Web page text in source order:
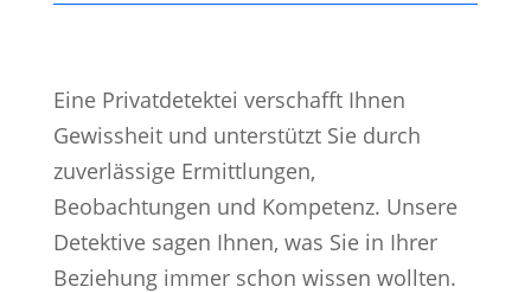
Eine Privatdetektei verschafft Ihnen
Gewissheit und unterstützt Sie durch
zuverlässige Ermittlungen,
Beobachtungen und Kompetenz. Unsere
Detektive sagen Ihnen, was Sie in Ihrer
Beziehung immer schon wissen wollten.